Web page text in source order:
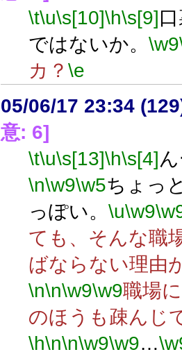
\t\u\s[10]\h\s[9]
ではないか。 \w9
カ？ \e
05/06/17 23:34
意: 6]
\t\u\s[13]\h\s[4]
\n\w9\w5ちょっ
っぽい。 \u\w9
ても、そんな職
ばならない理由
\n\n\w9\w9職場
のほうも疎んじ
\h\n\n\w9\w9…